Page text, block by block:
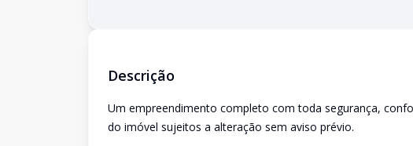
Descrição
Um empreendimento completo com toda segurança,
do imóvel sujeitos a alteração sem aviso prévio.